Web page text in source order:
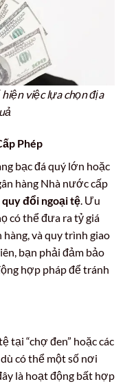
việc lựa chọn địa
Phép
bạc đá quý lớn hoặc
hàng Nhà nước cấp
quy đổi ngoại tệ. Ưu
có thể đưa ra tỷ giá
và quy trình giao
bạn phải đảm bảo
hợp pháp để tránh
tại “chợ đen” hoặc các
có thể một số nơi
là hoạt động bất hợp